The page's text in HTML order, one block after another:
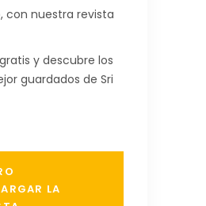
con nuestra revista
y descubre los
guardados de Sri
LA